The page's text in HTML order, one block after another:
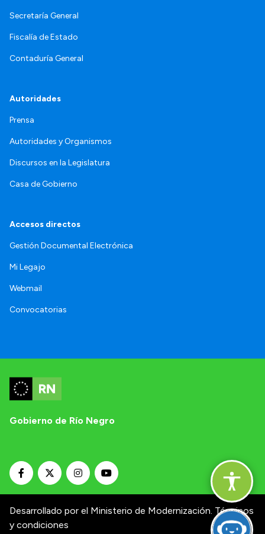
Secretaría General
Fiscalía de Estado
Contaduría General
Autoridades
Prensa
Autoridades y Organismos
Discursos en la Legislatura
Casa de Gobierno
Accesos directos
Gestión Documental Electrónica
Mi Legajo
Webmail
Convocatorias
Gobierno de Río Negro
Desarrollado por el Ministerio de Modernización. Términos
y condiciones